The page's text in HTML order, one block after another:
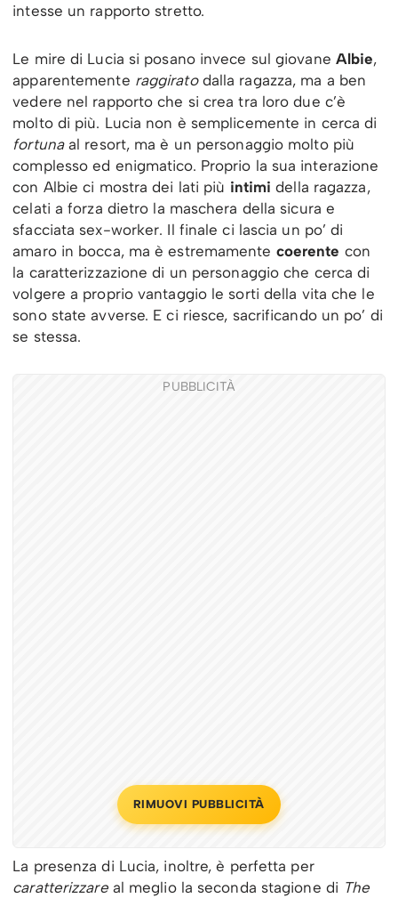
intesse un rapporto stretto.
Le mire di Lucia si posano invece sul giovane Albie,
apparentemente raggirato dalla ragazza, ma a ben
vedere nel rapporto che si crea tra loro due c’è
molto di più. Lucia non è semplicemente in cerca di
fortunaal resort, ma è un personaggio molto più
complesso ed enigmatico. Proprio la sua interazione
con Albie ci mostra dei lati più intimi della ragazza,
celati a forza dietro la maschera della sicura e
sfacciata sex-worker. Il finale ci lascia un po’ di
amaro in bocca, ma è estremamente coerente con
la caratterizzazione di un personaggio che cerca di
volgere a proprio vantaggio le sorti della vita che le
sono state avverse. E ci riesce, sacrificando un po’ di
se stessa.
PUBBLICITÀ
RIMUOVI PUBBLICITÀ
La presenza di Lucia, inoltre, è perfetta per
caratterizzare al meglio la seconda stagione di The